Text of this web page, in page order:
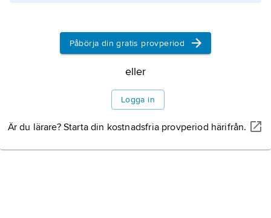
Påbörja din gratis provperiod
eller
Logga in
Är du lärare? Starta din kostnadsfria provperiod härifrån.